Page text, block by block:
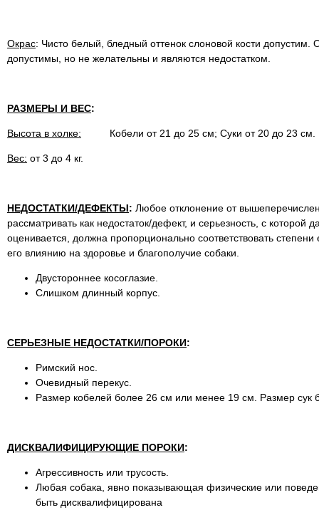
Окрас: Чисто белый, бледный оттенок слоновой кости допустим.
допустимы, но не желательны и являются недостатком.
РАЗМЕРЫ И ВЕС:
Высота в холке: Кобели от 21 до 25 см; Суки от 20 до 23 см.
Вес: от 3 до 4 кг.
НЕДОСТАТКИ/ДЕФЕКТЫ: Любое отклонение от
рассматривать как недостаток/дефект, и серьезность, с которой
оценивается, должна пропорционально соответствовать
его влиянию на здоровье и благополучие собаки.
Двустороннее косоглазие.
Cлишком длинный корпус.
СЕРЬЕЗНЫЕ НЕДОСТАТКИ/ПОРОКИ:
Римский нос.
Очевидный перекус.
Размер кобелей более 26 см или менее 19 см. Размер сук
ДИСКВАЛИФИЦИРУЮЩИЕ ПОРОКИ:
Агрессивность или трусость.
Любая собака, явно показывающая физические или
быть дисквалифицирована